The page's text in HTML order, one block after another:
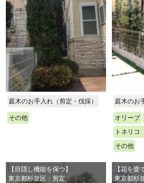
庭木のお手入れ（剪定・伐採）
その他
庭木のお
オリーブ
トネリコ
その他
【目隠し機能を保つ】
東京都杉並区：剪定
【花を愛
東京都杉